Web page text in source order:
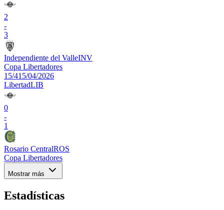
2
-
3
Independiente del ValleINV
Copa Libertadores
15/415/04/2026
LibertadLIB
0
-
1
Rosario CentralROS
Copa Libertadores
Mostrar más
Estadísticas